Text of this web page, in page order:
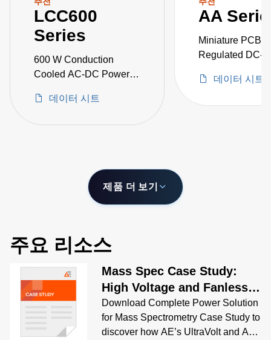
LCC600
Series
600 W Conduction
Cooled AC-DC Power
데이터 시트
AA
Miniature PCB-
Regulated DC-
데이터 시트
제품 더 보기
주요 리소스
Mass Spec Case Study:
High Voltage and Fanless
Configurable Products
Download Complete Power Solution
for Mass Spectrometry Case Study to
discover how AE’s UltraVolt and AC-